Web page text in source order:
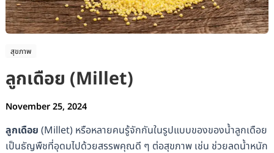
สุขภาพ
ลูกเดือย (Millet)
November 25, 2024
ลูกเดือย (Millet) หรือหลายคนรู้จักกันในรูปแบบของของน้ำลูกเดือย
เป็นธัญพืชที่อุดมไปด้วยสรรพคุณดี ๆ ต่อสุขภาพ เช่น ช่วยลดน้ำหนัก